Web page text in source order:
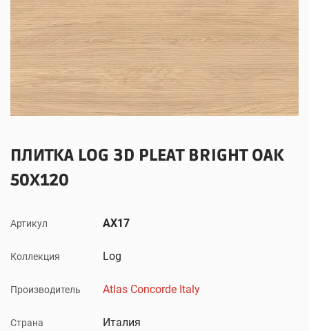
ПЛИТКА LOG 3D PLEAT BRIGHT OAK
50X120
Артикул AX17
Коллекция Log
Производитель Atlas Concorde Italy
Страна Италия